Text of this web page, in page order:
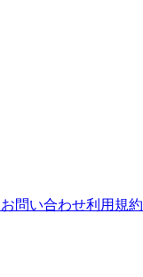
お問い合わせ利用規約